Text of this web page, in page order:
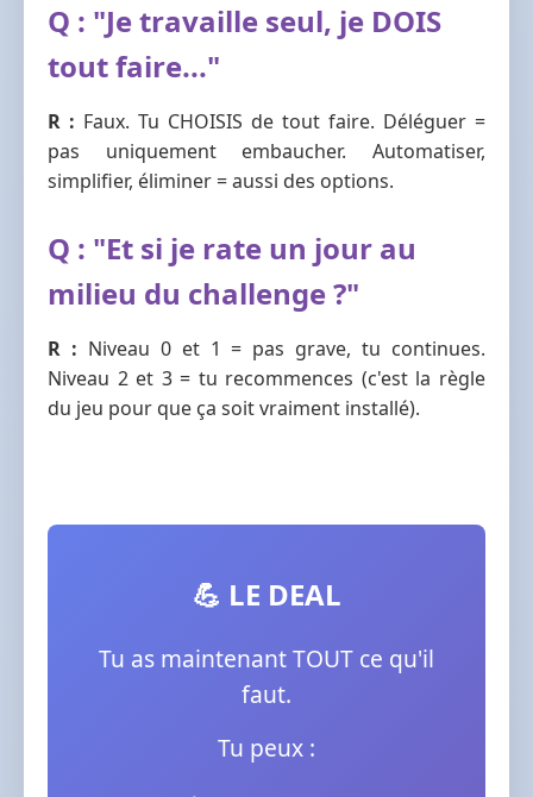
Q : "Je travaille seul, je DOIS
tout faire..."
R : Faux. Tu CHOISIS de tout faire. Déléguer =
pas uniquement embaucher. Automatiser,
simplifier, éliminer = aussi des options.
Q : "Et si je rate un jour au
milieu du challenge ?"
R : Niveau 0 et 1 = pas grave, tu continues.
Niveau 2 et 3 = tu recommences (c'est la règle
du jeu pour que ça soit vraiment installé).
💪 LE DEAL
Tu as maintenant TOUT ce qu'il
faut.
Tu peux :